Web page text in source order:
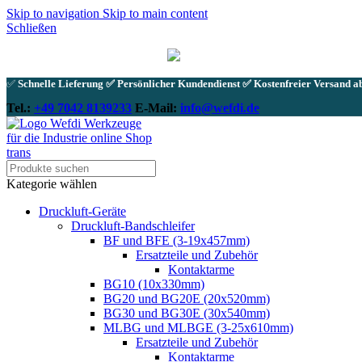
Skip to navigation Skip to main content
Schließen
✅ Schnelle Lieferung ✅ Persönlicher Kundendienst ✅ Kostenfreier Versand
Tel.: +49 7042 8139233 E-Mail: info@wefdi.de
Kategorie wählen
Druckluft-Geräte
Druckluft-Bandschleifer
BF und BFE (3-19x457mm)
Ersatzteile und Zubehör
Kontaktarme
BG10 (10x330mm)
BG20 und BG20E (20x520mm)
BG30 und BG30E (30x540mm)
MLBG und MLBGE (3-25x610mm)
Ersatzteile und Zubehör
Kontaktarme